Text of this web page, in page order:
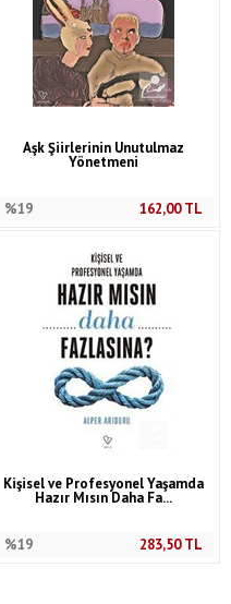
Aşk Şiirlerinin Unutulmaz
Yönetmeni
%19 162,00TL
Kişisel ve Profesyonel Yaşamda
Hazır Mısın Daha Fa...
%19 283,50TL